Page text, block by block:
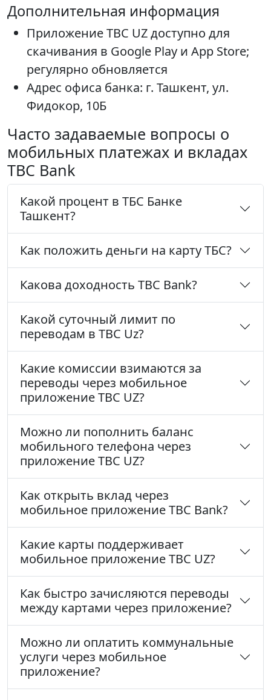
Дополнительная информация
Приложение TBC UZ доступно для
скачивания в Google Play и App Store;
регулярно обновляется
Адрес офиса банка: г. Ташкент, ул.
Фидокор, 10Б
Часто задаваемые вопросы о
мобильных платежах и вкладах
TBC Bank
Какой процент в ТБС Банке
Ташкент?
Как положить деньги на карту ТБС?
Какова доходность TBC Bank?
Какой суточный лимит по
переводам в TBC Uz?
Какие комиссии взимаются за
переводы через мобильное
приложение TBC UZ?
Можно ли пополнить баланс
мобильного телефона через
приложение TBC UZ?
Как открыть вклад через
мобильное приложение TBC Bank?
Какие карты поддерживает
мобильное приложение TBC UZ?
Как быстро зачисляются переводы
между картами через приложение?
Можно ли оплатить коммунальные
услуги через мобильное
приложение?